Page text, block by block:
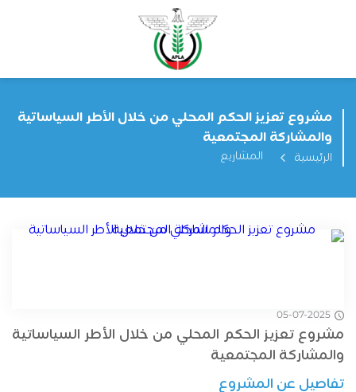
مشروع تعزيز الحكم المحلي من خلال الأطر السياساتية
والمشاركة المجتمعية
الرئيسية المشاريع
05-07-2025
مشروع تعزيز الحكم المحلي من خلال الأطر السياساتية
والمشاركة المجتمعية
تفاصيل عن المشروع